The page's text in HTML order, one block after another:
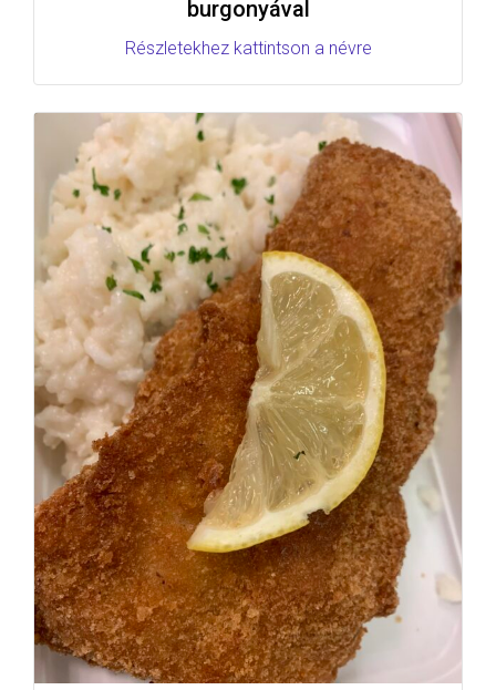
burgonyával
Részletekhez kattintson a névre